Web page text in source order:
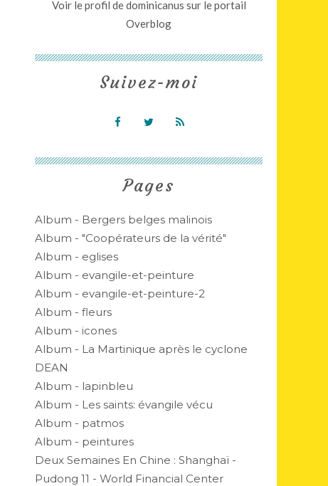
Pages
Album - Bergers belges malinois
Album - "Coopérateurs de la vérité"
Album - eglises
Album - evangile-et-peinture
Album - evangile-et-peinture-2
Album - fleurs
Album - icones
Album - La Martinique après le cyclone
DEAN
Album - lapinbleu
Album - Les saints: évangile vécu
Album - patmos
Album - peintures
Deux Semaines En Chine : Shanghaï -
Pudong 11 - World Financial Center
Voir le profil dedominicanus sur le portail
Overblog
Suivez-moi